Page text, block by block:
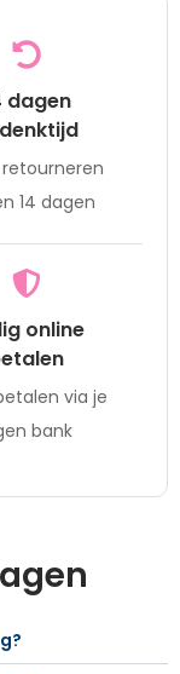
dagen
14 dagen
online
via je
bank